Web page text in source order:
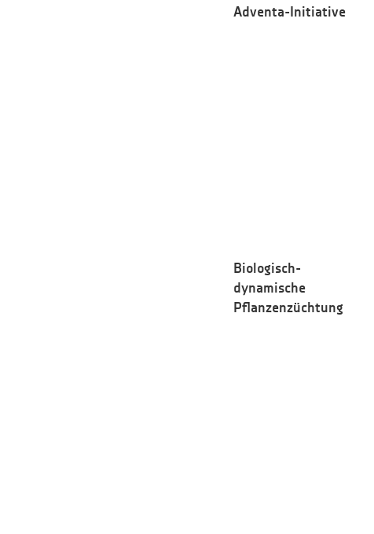
Adventa-Initiative
Biologisch-
dynamische
Pflanzenzüchtung